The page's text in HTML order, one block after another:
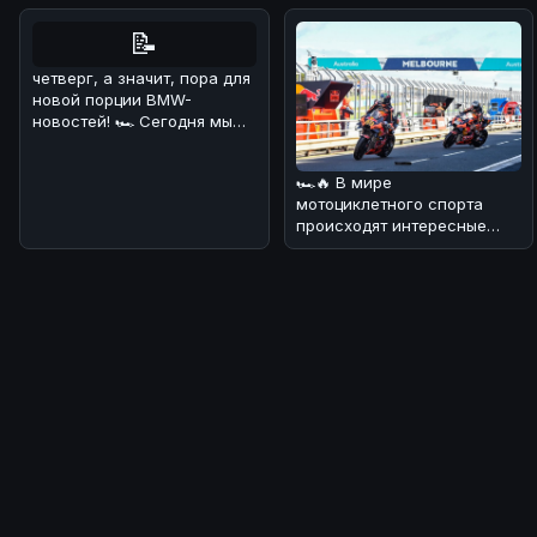
📝
четверг, а значит, пора для
новой порции BMW-
новостей! 🏎 Сегодня мы
🏎🔥 В мире
мотоциклетного спорта
происходят интересные
изменения! 💪 В